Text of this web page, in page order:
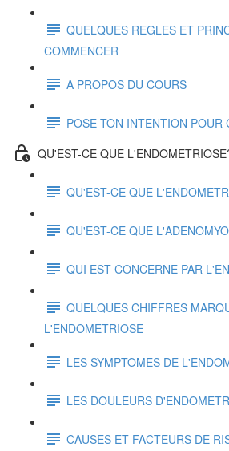
QUELQUES REGLES ET
COMMENCER
A PROPOS DU COURS
POSE TON INTENTION POUR
QU'EST-CE QUE
QU'EST-CE QUE
QU'EST-CE QUE
QUI EST CONCERNE PAR
QUELQUES CHIFFRES
L'ENDOMETRIOSE
LES SYMPTOMES DE
LES DOULEURS
CAUSES ET FACTEURS DE